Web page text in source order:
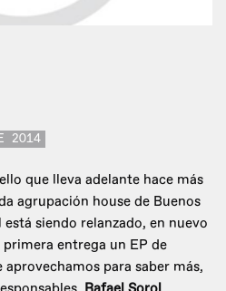
2014
que lleva adelante hace más
agrupación house de Buenos
siendo relanzado, en nuevo
entrega un EP de
aprovechamos para saber más,